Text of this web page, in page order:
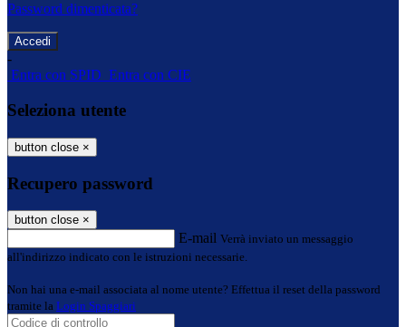
Password dimenticata?
-
Entra con SPID Entra con CIE
Seleziona utente
button close ×
Recupero password
button close ×
E-mail Verrà inviato un messaggio
all'indirizzo indicato con le istruzioni necessarie.
Non hai una e-mail associata al nome utente? Effettua il reset della password
tramite la Login Spaggiari